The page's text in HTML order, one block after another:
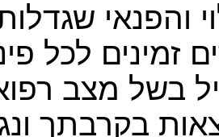
והפנאי
זמינים לכל
בשל מצב
בקרבתך